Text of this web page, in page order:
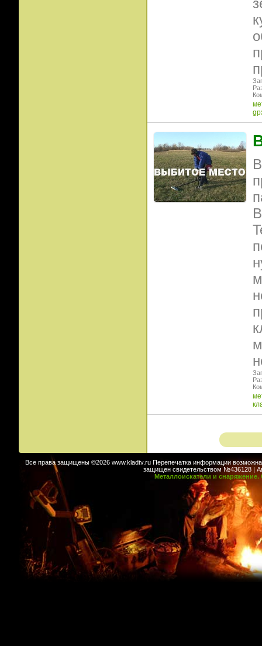
Все права защищены ©2026 www.kladtv.ru Перепечатка информации возможна
защищен свидетельством №436128 |
Металлоискатели и